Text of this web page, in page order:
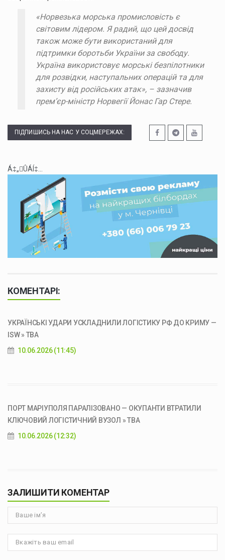
«Норвезька морська промисловість є
світовим лідером. Я радий, що цей досвід
також може бути використаний для
підтримки боротьби України за свободу.
Україна використовує морські безпілотники
для розвідки, наступальних операцій та для
захисту від російських атак», – зазначив
прем’єр-міністр Норвегії Йонас Гар Стере.
ПІДПИШИСЬ НА НАС У СОЦМЕРЕЖАХ:
Á‡„ÛÁÍ‡...
КОМЕНТАРІ:
УКРАЇНСЬКІ УДАРИ УСКЛАДНИЛИ ЛОГІСТИКУ РФ ДО КРИМУ —
ISW » ТВА
10.06.2026 (11:45)
ПОРТ МАРІУПОЛЯ ПАРАЛІЗОВАНО — ОКУПАНТИ ВТРАТИЛИ
КЛЮЧОВИЙ ЛОГІСТИЧНИЙ ВУЗОЛ » ТВА
10.06.2026 (12:32)
ЗАЛИШИТИ КОМЕНТАР